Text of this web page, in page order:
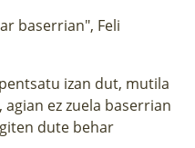
baserrian", Feli
izan dut, mutila
ez zuela baserrian
dute behar